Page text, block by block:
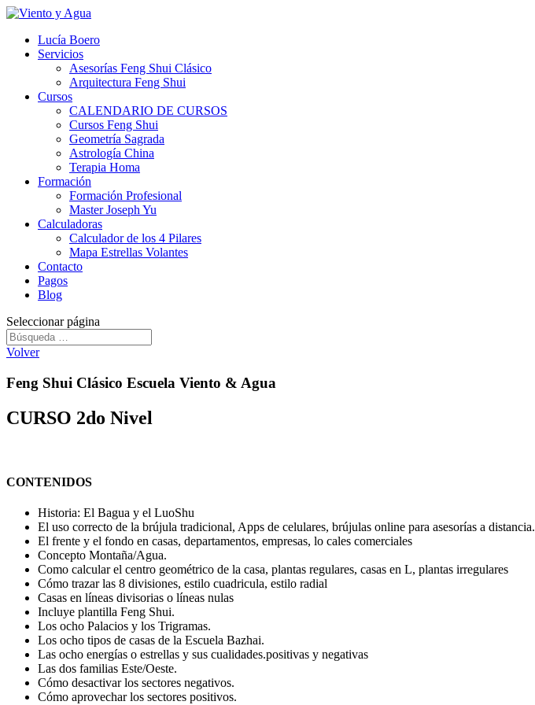
Lucía Boero
Servicios
Asesorías Feng Shui Clásico
Arquitectura Feng Shui
Cursos
CALENDARIO DE CURSOS
Cursos Feng Shui
Geometría Sagrada
Astrología China
Terapia Homa
Formación
Formación Profesional
Master Joseph Yu
Calculadoras
Calculador de los 4 Pilares
Mapa Estrellas Volantes
Contacto
Pagos
Blog
Seleccionar página
Volver
Feng Shui Clásico Escuela Viento & Agua
CURSO 2do Nivel
CONTENIDOS
Historia: El Bagua y el LuoShu
El uso correcto de la brújula tradicional, Apps de celulares, brújulas online para asesorías a distancia.
El frente y el fondo en casas, departamentos, empresas, lo cales comerciales
Concepto Montaña/Agua.
Como calcular el centro geométrico de la casa, plantas regulares, casas en L, plantas irregulares
Cómo trazar las 8 divisiones, estilo cuadricula, estilo radial
Casas en líneas divisorias o líneas nulas
Incluye plantilla Feng Shui.
Los ocho Palacios y los Trigramas.
Los ocho tipos de casas de la Escuela Bazhai.
Las ocho energías o estrellas y sus cualidades.positivas y negativas
Las dos familias Este/Oeste.
Cómo desactivar los sectores negativos.
Cómo aprovechar los sectores positivos.